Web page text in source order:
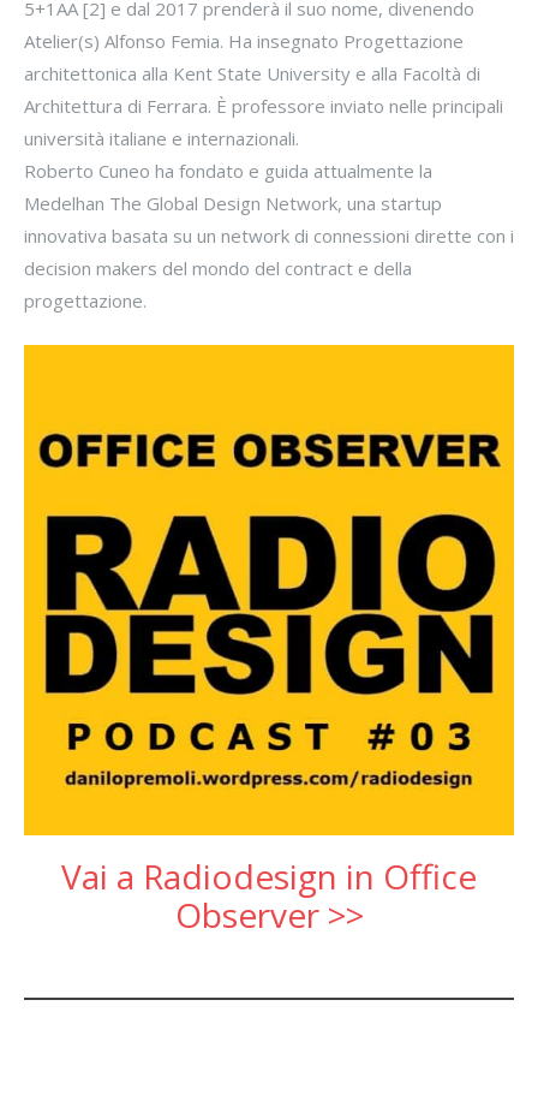
5+1AA [2] e dal 2017 prenderà il suo nome, divenendo
Atelier(s) Alfonso Femia. Ha insegnato Progettazione
architettonica alla Kent State University e alla Facoltà di
Architettura di Ferrara. È professore inviato nelle principali
università italiane e internazionali.
Roberto Cuneo ha fondato e guida attualmente la
Medelhan The Global Design Network, una startup
innovativa basata su un network di connessioni dirette con i
decision makers del mondo del contract e della
progettazione.
Vai a Radiodesign in Office
Observer >>